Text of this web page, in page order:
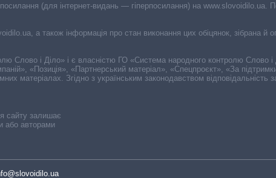
сайту залишає
або авторами
(для інтернет-видань — гіперпосилання) на www.slovoidilo.ua.
а також інформація про стан виконання цих обіцянок, зібрана
Слово і Діло» і є власністю ГО «Система народного контролю Слово і
«Позиція», «Партнерський матеріал», «Спецпроєкт», «За
матеріалах. Згідно з українським законодавством відповідальність